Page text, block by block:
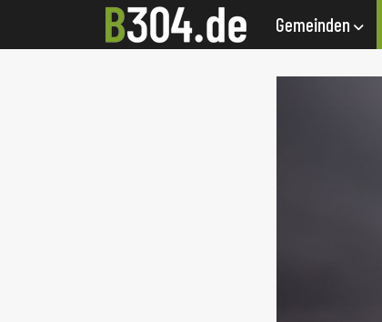
Gemeinden